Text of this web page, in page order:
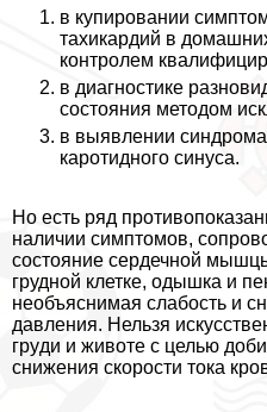
в купировании
тахикардий в
контролем
в диагностике
состояния методом
в выявлении синдрома
каротидного синуса.
Но есть ряд
наличии симптомов,
состояние сердечной
грудной клетке, одышка и
необъяснимая слабость и
давления. Нельзя
гpyди и животе с целью
снижения скорости тока